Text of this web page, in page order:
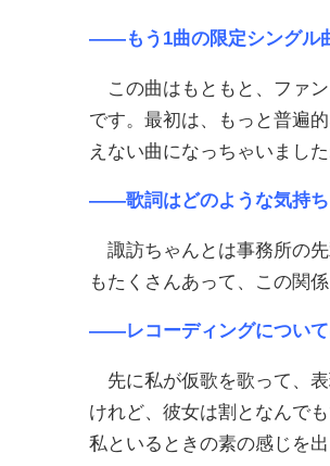
――もう1曲の限定シングル
この曲はもともと、ファ
です。最初は、もっと普遍
えない曲になっちゃいました
――歌詞はどのような気持ち
諏訪ちゃんとは事務所の
もたくさんあって、この関
――レコーディングについて
先に私が仮歌を歌って、
けれど、彼女は割となんで
私といるときの素の感じを